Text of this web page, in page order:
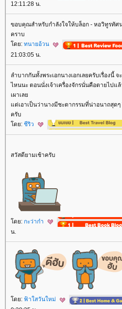
12:11:28 น.
ขอบคุณสำหรับกำลังใจให้บล็อก - หอวิทูรทัศ
คราบ
ดย: ทนายอ้วน
21:03:05 น.
ลำบากกันทั้งพระเอกนางเอกเลยครับเรื่องนี้
ไหนนะ ตอนนั่งเจ้าเครื่องจักรนั่นคือตายไปแ
เผาเล
ต่เอาเป็นว่านางมีชะตากรรมที่น่าอนาถสุดๆ
ครับ
ดย: ชีริว
สวัสดียามเช้าครับ
ดย: กะว่าก๋า
น.
ดย: ฟ้าใสวันใหม่